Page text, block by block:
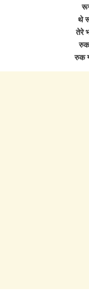
थे
तेरे
रुक
रुक